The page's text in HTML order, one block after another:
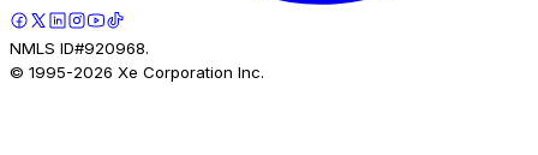
NMLS ID#920968.
© 1995-2026 Xe Corporation Inc.